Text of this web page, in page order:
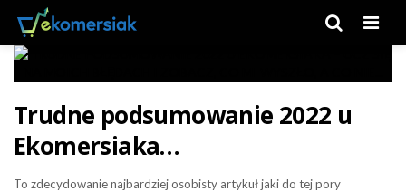
Trudne podsumowanie 2022 u
Ekomersiaka…
To zdecydowanie najbardziej osobisty artykuł jaki do tej pory